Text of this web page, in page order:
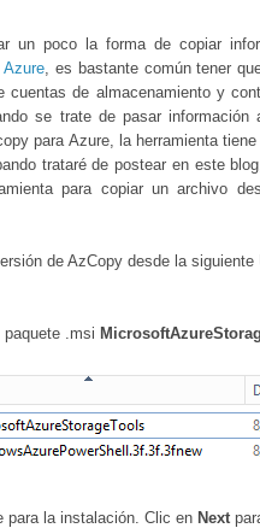
un poco la forma de copiar
, es bastante común tener
cuentas de almacenamiento y
se trate de pasar
para Azure, la herramienta
trataré de postear en este
para copiar un archivo
de AzCopy desde la siguiente
.msi
para la instalación. Clic en Next